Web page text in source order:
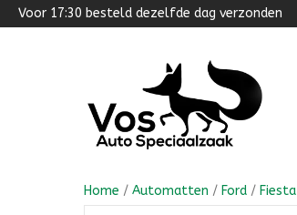
Voor 17:30 besteld dezelfde dag verzonden
Home / Automatten / Ford / Fiesta